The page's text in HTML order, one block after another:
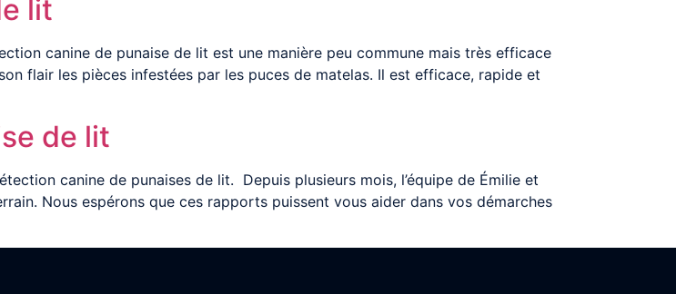
lit
canine de punaise de lit est une manière peu commune mais très efficace
flair les pièces infestées par les puces de matelas. Il est efficace, rapide et
de lit
canine de punaises de lit. Depuis plusieurs mois, l’équipe de Émilie et
Nous espérons que ces rapports puissent vous aider dans vos démarches